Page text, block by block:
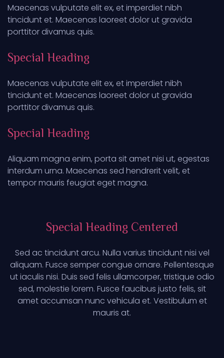
Maecenas vulputate elit ex, et imperdiet nibh
tincidunt et. Maecenas laoreet dolor ut gravida
porttitor divamus quis.
Special Heading
Maecenas vulputate elit ex, et imperdiet nibh
tincidunt et. Maecenas laoreet dolor ut gravida
porttitor divamus quis.
Special Heading
Aliquam magna enim, porta sit amet nisi ut, egestas
interdum urna. Maecenas sed hendrerit velit, et
tempor mauris feugiat eget magna.
Special Heading Centered
Sed ac tincidunt arcu. Nulla varius tincidunt nisi vel
aliquam. Fusce semper congue ornare. Pellentesque
ut iaculis nisi. Duis sed felis ullamcorper, tristique odio
sed, molestie lorem. Fusce faucibus justo felis, sit
amet accumsan nunc vehicula et. Vestibulum et
mauris at.